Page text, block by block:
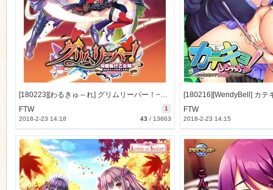
[180223][わるきゅ～れ] グリムリーパー！−刈魔執行乙女隊− [140M Lossless/18M JPG] [984487]
1
FTW
43 / 13663
2018-2-23 14:18
FTW
2018-2-23 14:15